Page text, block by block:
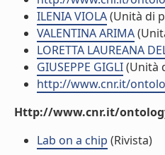
ILENIA VIOLA(Unità di
VALENTINA ARIMA
LORETTA LAUREANA
GIUSEPPE GIGLI(Unità
http://www.cnr.it/
Http://www.cnr.it/
Lab on a chip (Rivista)